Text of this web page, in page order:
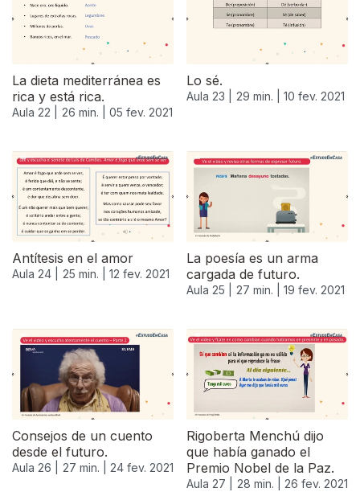
La dieta mediterránea es
rica y está rica.
Aula 22 | 26 min. | 05 fev. 2021
Lo sé.
Aula 23 | 29 min. | 10 fev. 2021
Antítesis en el amor
Aula 24 | 25 min. | 12 fev. 2021
La poesía es un arma
cargada de futuro.
Aula 25 | 27 min. | 19 fev. 2021
Consejos de un cuento
desde el futuro.
Aula 26 | 27 min. | 24 fev. 2021
Rigoberta Menchú dijo
que había ganado el
Premio Nobel de la Paz.
Aula 27 | 28 min. | 26 fev. 2021